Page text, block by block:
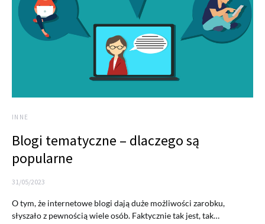
INNE
Blogi tematyczne – dlaczego są
popularne
31/05/2023
O tym, że internetowe blogi dają duże możliwości zarobku,
słyszało z pewnością wiele osób. Faktycznie tak jest, tak…